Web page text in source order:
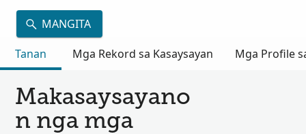
MANGITA
Tanan
Mga Rekord sa Kasaysayan Mga Profile
Makasaysayano
n nga mga